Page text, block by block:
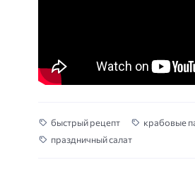
быстрый рецепт
крабовые
праздничный салат